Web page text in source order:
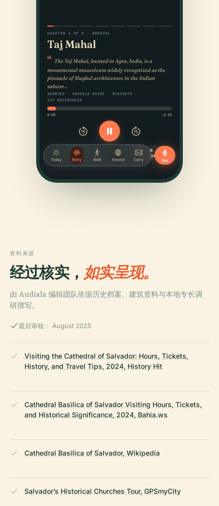
资料来源
经过核实， 如实呈现。
由 Audiala 编辑团队依据历史档案、建筑资料与本地专长调
研撰写。
最后审核： August 2025
Visiting the Cathedral of Salvador: Hours, Tickets,
History, and Travel Tips, 2024, History Hit
Cathedral Basilica of Salvador Visiting Hours, Tickets,
and Historical Significance, 2024, Bahia.ws
Cathedral Basilica of Salvador, Wikipedia
Salvador’s Historical Churches Tour, GPSmyCity